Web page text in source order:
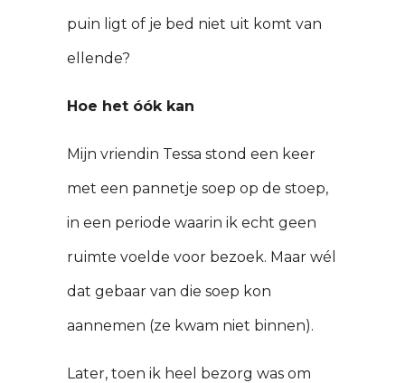
puin ligt of je bed niet uit komt van
ellende?
Hoe het óók kan
Mijn vriendin Tessa stond een keer
met een pannetje soep op de stoep,
in een periode waarin ik echt geen
ruimte voelde voor bezoek. Maar wél
dat gebaar van die soep kon
aannemen (ze kwam niet binnen).
Later, toen ik heel bezorg was om